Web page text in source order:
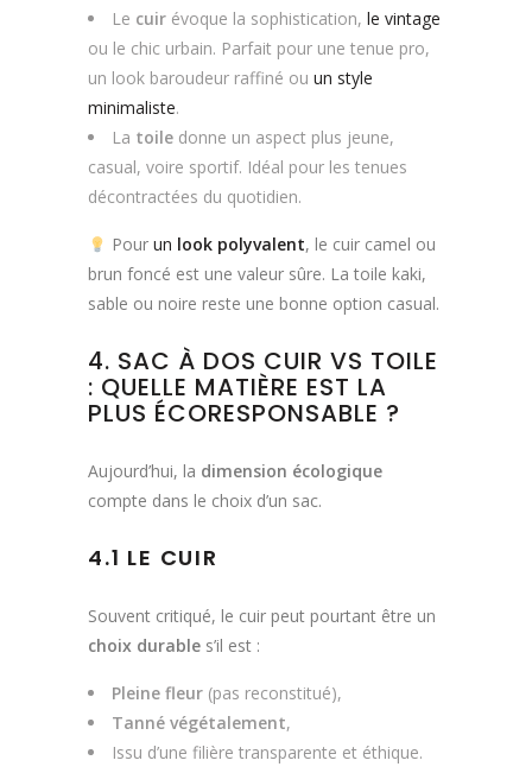
Le cuir évoque la sophistication, le vintage
ou le chic urbain. Parfait pour une tenue pro,
un look baroudeur raffiné ou un style
minimaliste.
La toile donne un aspect plus jeune,
casual, voire sportif. Idéal pour les tenues
décontractées du quotidien.
Pour un look polyvalent, le cuir camel ou
brun foncé est une valeur sûre. La toile kaki,
sable ou noire reste une bonne option casual.
4. SAC À DOS CUIR VS TOILE
: QUELLE MATIÈRE EST LA
PLUS ÉCORESPONSABLE ?
Aujourd’hui, la dimension écologique
compte dans le choix d’un sac.
4.1 LE CUIR
Souvent critiqué, le cuir peut pourtant être un
choix durable s’il est :
Pleine fleur (pas reconstitué),
Tanné végétalement,
Issu d’une filière transparente et éthique.